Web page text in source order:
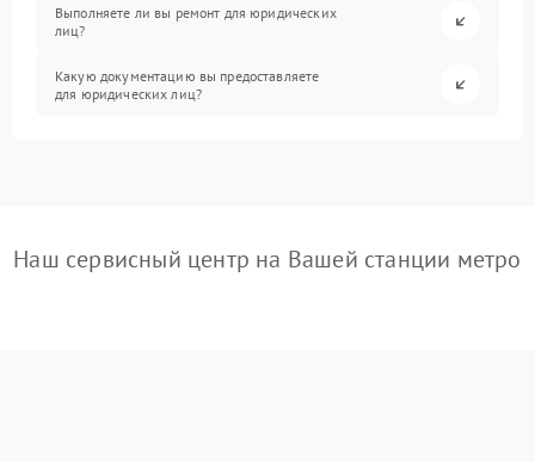
Выполняете ли вы ремонт для юридических
лиц?
Какую документацию вы предоставляете
для юридических лиц?
Наш сервисный центр на Вашей станции метро